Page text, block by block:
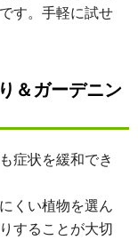
す。手軽に試せ
＆ガーデニン
症状を緩和でき
くい植物を選ん
することが大切